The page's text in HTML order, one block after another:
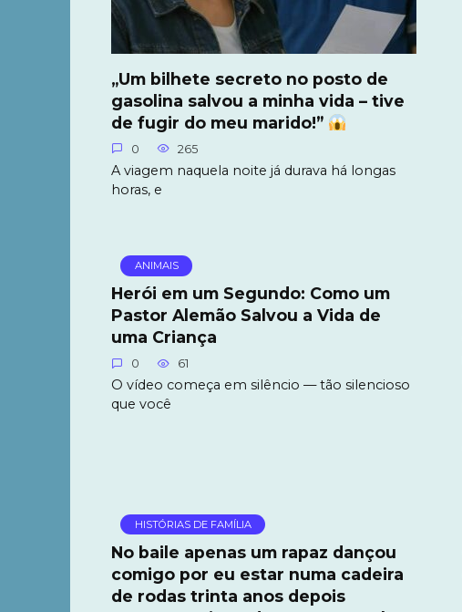
„Um bilhete secreto no posto de
gasolina salvou a minha vida – tive
de fugir do meu marido!”
0 265
A viagem naquela noite já durava há longas
horas, e
ANIMAIS
Herói em um Segundo: Como um
Pastor Alemão Salvou a Vida de
uma Criança
0 61
O vídeo começa em silêncio — tão silencioso
que você
HISTÓRIAS DE FAMÍLIA
No baile apenas um rapaz dançou
comigo por eu estar numa cadeira
de rodas trinta anos depois